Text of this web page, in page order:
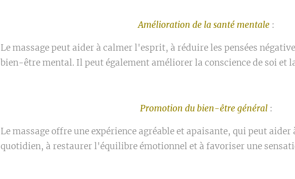
Amélioration de la santé mentale :
Le massage peut aider à calmer l'esprit, à réduire les pensées
bien-être mental. Il peut également améliorer la conscience de soi et
Promotion du bien-être général :
Le massage offre une expérience agréable et apaisante, qui peut aider
quotidien, à restaurer l'équilibre émotionnel et à favoriser une